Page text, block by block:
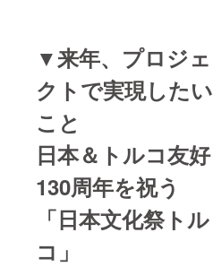
▼来年、プロジェ
クトで実現したい
こと
日本＆トルコ友好
130周年を祝う
「日本文化祭トル
コ」